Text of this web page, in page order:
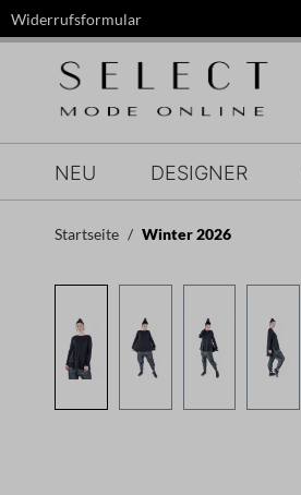
Zur Hauptnavigation springen
Widerrufsformular
NEU DESIGNER
Startseite Winter 2026